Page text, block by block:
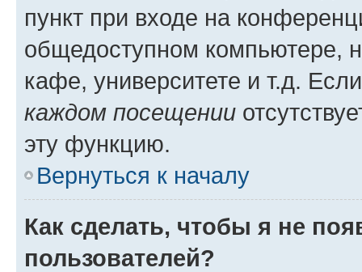
пункт при входе на
общедоступном компьютере,
кафе, университете и т.д.
каждом посещении
эту функцию.
Вернуться к началу
Как сделать, чтобы я не
пользователей?